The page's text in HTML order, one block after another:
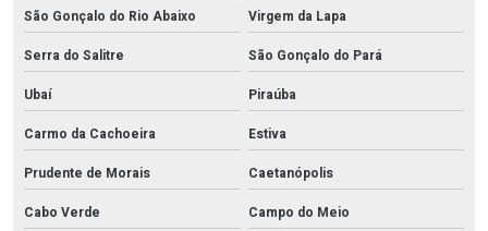
São Gonçalo do Rio Abaixo
Virgem da Lapa
Serra do Salitre
São Gonçalo do Pará
Ubaí
Piraúba
Carmo da Cachoeira
Estiva
Prudente de Morais
Caetanópolis
Cabo Verde
Campo do Meio